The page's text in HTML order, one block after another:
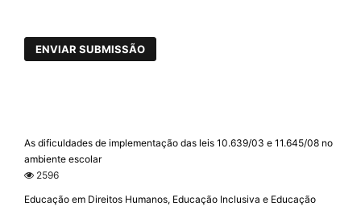
ENVIAR SUBMISSÃO
As dificuldades de implementação das leis 10.639/03 e 11.645/08 no
ambiente escolar
2596
Educação em Direitos Humanos, Educação Inclusiva e Educação